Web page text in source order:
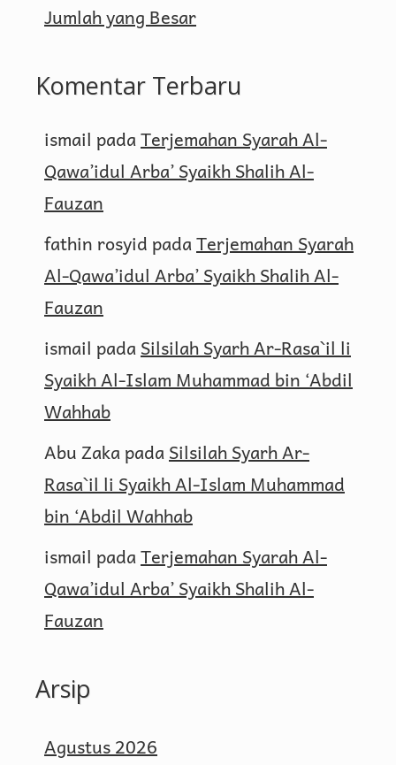
Jumlah yang Besar
Komentar Terbaru
ismail padaTerjemahan Syarah Al-
Qawa’idul Arba’ Syaikh Shalih Al-
Fauzan
fathin rosyid padaTerjemahan Syarah
Al-Qawa’idul Arba’ Syaikh Shalih Al-
Fauzan
ismail padaSilsilah Syarh Ar-Rasa`il li
Syaikh Al-Islam Muhammad bin ‘Abdil
Wahhab
Abu ZakapadaSilsilah Syarh Ar-
Rasa`il li Syaikh Al-Islam Muhammad
bin ‘Abdil Wahhab
ismail padaTerjemahan Syarah Al-
Qawa’idul Arba’ Syaikh Shalih Al-
Fauzan
Arsip
Agustus 2026